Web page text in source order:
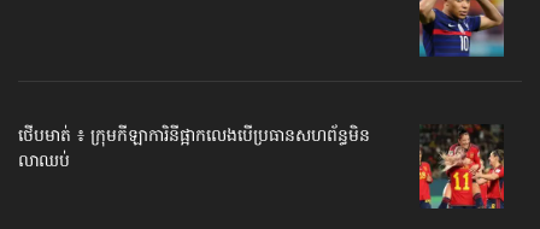
ថើបមាត់ ៖ ក្រុមកីឡាការិនី​ផ្អាកលេង​​បើប្រធានសហព័ន្ធ​មិន
លាឈប់